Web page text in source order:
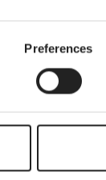
Preferences